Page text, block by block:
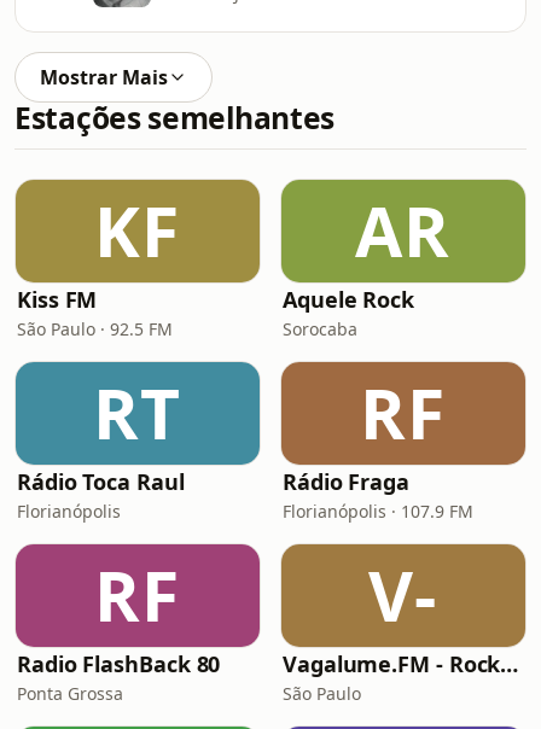
Mostrar Mais
Estações semelhantes
KF
Kiss FM
São Paulo · 92.5 FM
AR
Aquele Rock
Sorocaba
RT
Rádio Toca Raul
Florianópolis
RF
Rádio Fraga
Florianópolis · 107.9 FM
RF
Radio FlashBack 80
Ponta Grossa
V-
Vagalume.FM - Rock Clássico
São Paulo